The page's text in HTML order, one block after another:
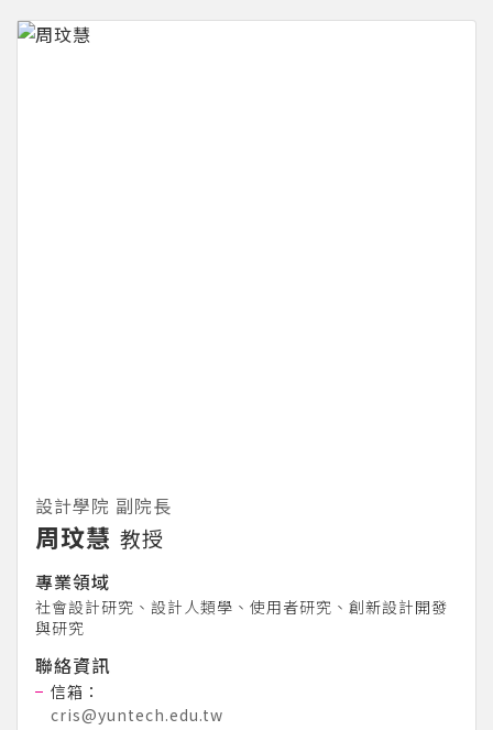
設計學院 副院長
周玟慧 教授
專業領域
社會設計研究、設計人類學、使用者研究、創新設計開發
與研究
聯絡資訊
信箱：
cris@yuntech.edu.tw